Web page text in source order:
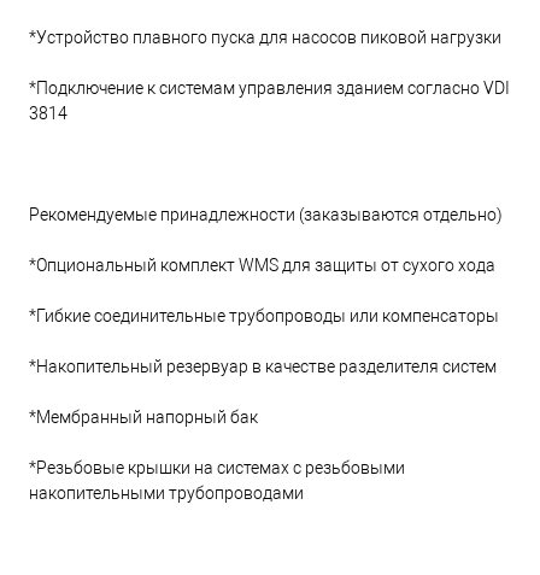
*Устройство плавного пуска для насосов пиковой нагрузки
*Подключение к системам управления зданием согласно VDI
3814
Рекомендуемые принадлежности (заказываются отдельно)
*Опциональный комплект WMS для защиты от сухого хода
*Гибкие соединительные трубопроводы или компенсаторы
*Накопительный резервуар в качестве разделителя систем
*Мембранный напорный бак
*Резьбовые крышки на системах с резьбовыми
накопительными трубопроводами